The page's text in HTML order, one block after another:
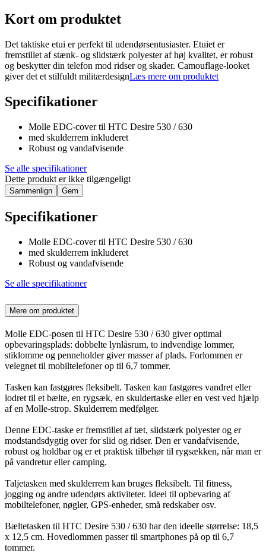
Kort om produktet
Det taktiske etui er perfekt til udendørsentusiaster. Etuiet er
fremstillet af stænk- og slidstærk polyester af høj kvalitet, er robust
og beskytter din telefon mod ridser og skader. Camouflage-looket
giver det et stilfuldt militærdesignLæs mere om produktet
Specifikationer
Molle EDC-cover til HTC Desire 530 / 630
med skulderrem inkluderet
Robust og vandafvisende
Se alle specifikationer
Dette produkt er ikke tilgængeligt
Sammenlign Gem
Specifikationer
Molle EDC-cover til HTC Desire 530 / 630
med skulderrem inkluderet
Robust og vandafvisende
Se alle specifikationer
Mere om produktet
Molle EDC-posen til HTC Desire 530 / 630 giver optimal
opbevaringsplads: dobbelte lynlåsrum, to indvendige lommer,
stiklomme og penneholder giver masser af plads. Forlommen er
velegnet til mobiltelefoner op til 6,7 tommer.
Tasken kan fastgøres fleksibelt. Tasken kan fastgøres vandret eller
lodret til et bælte, en rygsæk, en skuldertaske eller en vest ved hjælp
af en Molle-strop. Skulderrem medfølger.
Denne EDC-taske er fremstillet af tæt, slidstærk polyester og er
modstandsdygtig over for slid og ridser. Den er vandafvisende,
robust og holdbar og er et praktisk tilbehør til rygsækken, når man er
på vandretur eller camping.
Taljetasken med skulderrem kan bruges fleksibelt. Til fitness,
jogging og andre udendørs aktiviteter. Ideel til opbevaring af
mobiltelefoner, nøgler, GPS-enheder, små redskaber osv.
Bæltetasken til HTC Desire 530 / 630 har den ideelle størrelse: 18,5
x 12,5 cm. Hovedlommen passer til smartphones på op til 6,7
tommer.